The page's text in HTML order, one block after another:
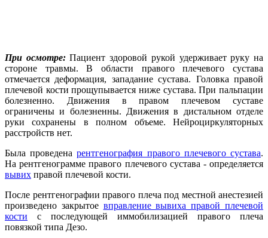
При осмотре:Пациент здоровой рукой удерживает руку на
стороне травмы. В области правого плечевого сустава
отмечается деформация, западание сустава. Головка правой
плечевой кости прощупывается ниже сустава. При пальпации
болезненно. Движения в правом плечевом суставе
ограничены и болезненны. Движения в дистальном отделе
руки сохранены в полном объеме. Нейроциркуляторных
расстройств нет.
Была проведенарентгенография правого плечевого сустава.
На рентгенограмме правого плечевого сустава - определяется
вывих правой плечевой кости.
После рентгенографии правого плеча под местной анестезией
произведено закрытое вправление вывиха правой плечевой
кости с последующей иммобилизацией правого плеча
повязкой типа Дезо.